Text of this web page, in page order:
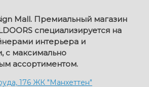
Mall. Премиальный магазин
специализируется на
интерьера и
с максимально
ассортиментом.
176 ЖК "Манхеттен"